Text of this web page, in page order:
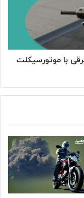
با موتورسیکلت